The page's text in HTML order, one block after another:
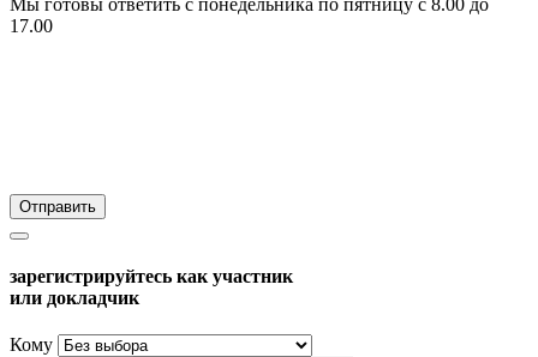
17.00
зарегистрируйтесь как участник
или докладчик
Кому